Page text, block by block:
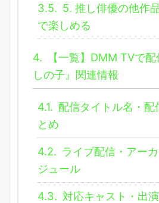
3.5. 5. 推し俳優の他作
で楽しめる
4.
【一覧】DMM TVで
しの子』関連情報
4.1. 配信タイトル名・配
とめ
4.2. ライブ配信・アー
ジュール
4.3. 対応キャスト・出